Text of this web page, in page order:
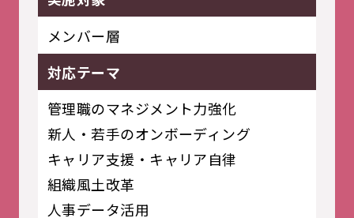
メンバー層
対応テーマ
管理職のマネジメント力強化
新人・若手のオンボーディング
キャリア支援・キャリア自律
組織風土改革
人事データ活用